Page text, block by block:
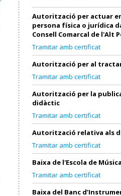
Autorització per actuar
persona física o jurídica
Consell Comarcal de l'Alt
Tramitar amb certificat
Autorització per al
Tramitar amb certificat
Autorització per la
didàctic
Tramitar amb certificat
Autorització relativa als
Tramitar amb certificat
Baixa de l'Escola de
Tramitar amb certificat
Baixa del Banc